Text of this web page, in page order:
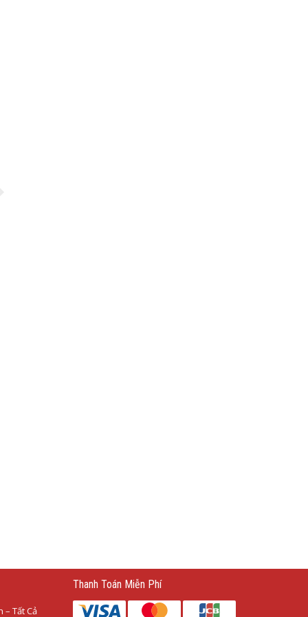
Tất Cả
Thanh Toán Miễn Phí